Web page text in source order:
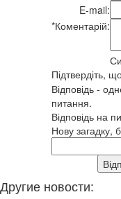
E-mail:
*Коментарій:
Підтвердіть,
Відповідь -
питання.
Відповідь на
Нову загадку,
Другие новости: